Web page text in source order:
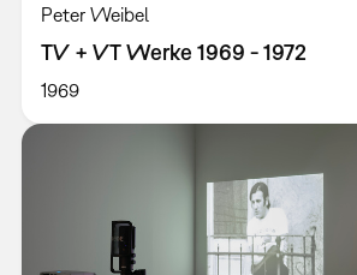
Peter Weibel
TV + VT Werke 1969 - 1972
1969